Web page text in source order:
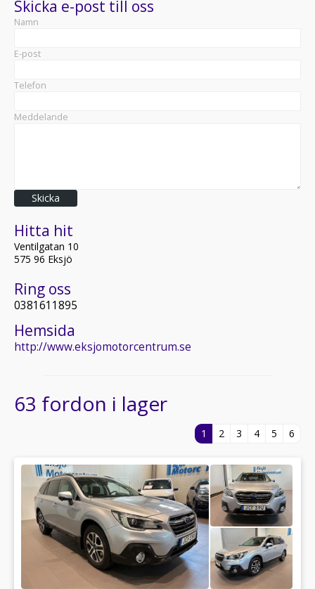
Skicka e-post till oss
Namn
E-post
Telefon
Meddelande
Skicka
Hitta hit
Ventilgatan 10
575 96 Eksjö
Ring oss
0381611895
Hemsida
http://www.eksjomotorcentrum.se
63 fordon i lager
1 2 3 4 5 6